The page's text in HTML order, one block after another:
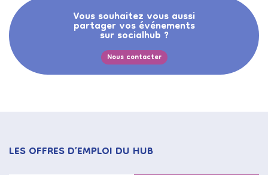
Vous souhaitez vous aussi
partager vos événements
sur socialhub ?
Nous contacter
LES OFFRES D’EMPLOI DU HUB